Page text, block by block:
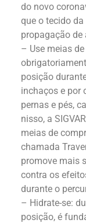
do novo
que o tecido
propagação
– Use meias
posição
inchaços e por
pernas e pés,
nisso, a
meias de
chamada
promove mais
contra os
durante o
– Hidrate-se:
posição, é